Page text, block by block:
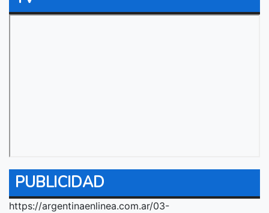
PUBLICIDAD
https://argentinaenlinea.com.ar/03-